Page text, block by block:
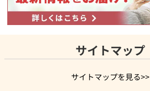
サイトマップ
サイトマップを見る>>